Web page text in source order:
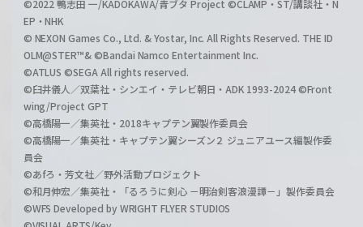
©2022 鴨志田 一/KADOKAWA/青ブタ Project ©CLAMP・ST/講談社・N
EP・NHK
© NEXON Games Co., Ltd. & Yostar, Inc. All Rights Reserved. THE ID
OLM@STER™& ©Bandai Namco Entertainment Inc.
©ATLUS ©SEGA All rights reserved.
©臼井儀人／双葉社・シンエイ・テレビ朝日・ADK 1993-2024 ©Front
wing/Project GPT
©高橋陽一／集英社・2018キャプテン翼製作委員会
©高橋陽一／集英社・キャプテン翼シーズン２ ジュニアユース編製作委
員会
©あfろ・芳文社／野外活動プロジェクト
©和月伸宏／集英社・「るろうに剣心 －明治剣客浪漫譚－」製作委員会
©WFS Developed by WRIGHT FLYER STUDIOS